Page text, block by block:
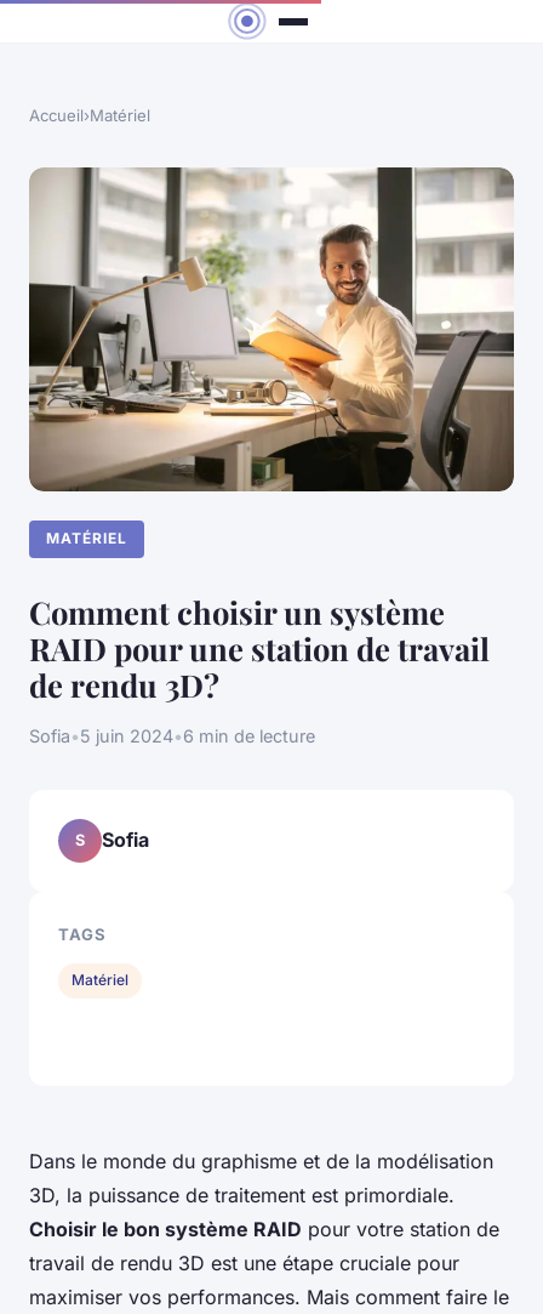
Accueil›Matériel
MATÉRIEL
Comment choisir un système
RAID pour une station de travail
de rendu 3D?
Sofia•5 juin 2024•6 min de lecture
Dans le monde du graphisme et de la modélisation
3D, la puissance de traitement est primordiale.
Choisir le bon système RAID pour votre station de
travail de rendu 3D est une étape cruciale pour
maximiser vos performances. Mais comment faire le
S Sofia
TAGS
Matériel